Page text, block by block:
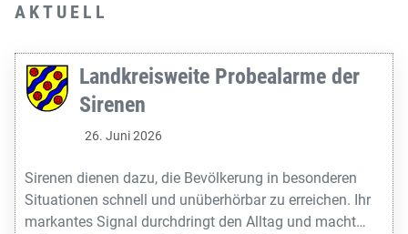
AKTUELL
Landkreisweite Probealarme der
Sirenen
26. Juni 2026
Sirenen dienen dazu, die Bevölkerung in besonderen
Situationen schnell und unüberhörbar zu erreichen. Ihr
markantes Signal durchdringt den Alltag und macht